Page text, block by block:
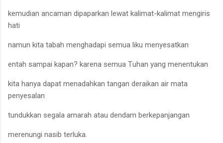
kemudian ancaman dipaparkan lewat kalimat-kalimat mengiris
hati
namun kita tabah menghadapi semua liku menyesatkan
entah sampai kapan? karena semua Tuhan yang menentukan
kita hanya dapat menadahkan tangan deraikan air mata
penyesalan
tundukkan segala amarah atau dendam berkepanjangan
merenungi nasib terluka.